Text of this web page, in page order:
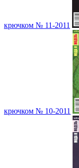
крючком № 11-2011
крючком № 10-2011